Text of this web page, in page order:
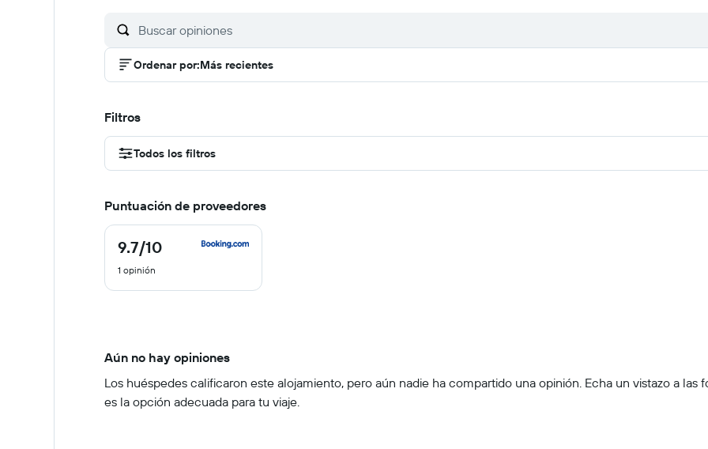
Ordenar por:Más recientes
Filtros
Todos los filtros
Puntuación de proveedores
9.7/10
9.7
10
1 opinión
Aún no hay opiniones
Los huéspedes calificaron este alojamiento, pero aún nadie ha compartido una opinión. Echa un vistazo a las
es la opción adecuada para tu viaje.